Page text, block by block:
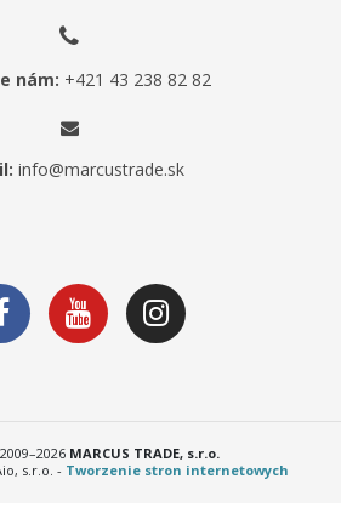
nám: +421 43 238 82 82
info@marcustrade.sk
MARCUS TRADE, s.r.o.
s.r.o. - Tworzenie stron internetowych